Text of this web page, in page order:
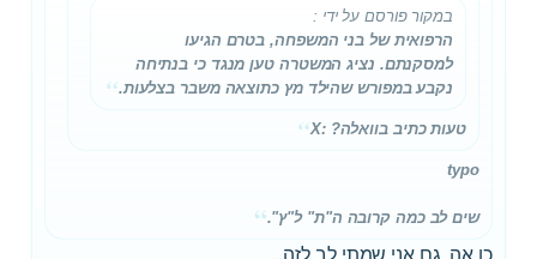
במקור פורסם על ידי :
הרפואית של בני המשפחה, בטרם הגיעו
למסקנתם. נציג המשטרה טען מנגד כי בנתיחה
נקבע במפורש שהילדמץ כתוצאה משבר בצלעות.
טעות כתיב בוואלה? :X
typo
שים לב כמה קרובה ה"ת" ל"ץ".
כן אה, גם אני שמתי לב לזה...